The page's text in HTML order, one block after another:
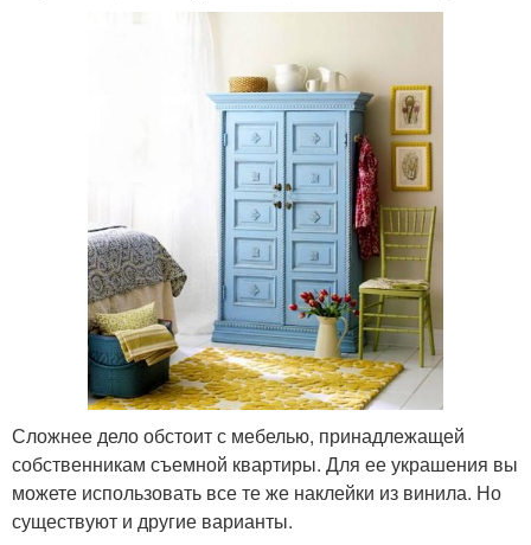
Сложнее дело обстоит с мебелью, принадлежащей
собственникам съемной квартиры. Для ее украшения вы
можете использовать все те же наклейки из винила. Но
существуют и другие варианты.